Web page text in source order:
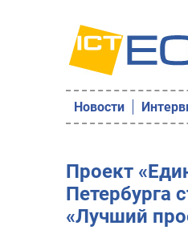
Новости
Проект
Петербурга
«Лучший